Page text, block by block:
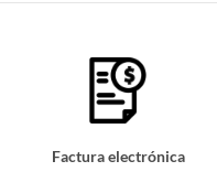
Factura electrónica